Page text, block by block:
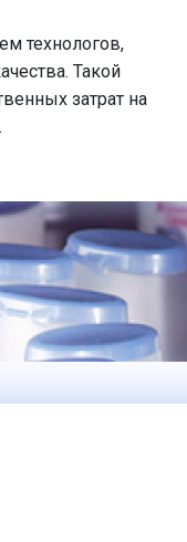
технологов,
Такой
затрат на